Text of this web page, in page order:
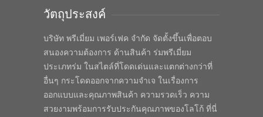
วัตถุประสงค์
บริษัท พรีเมี่ยม เพอร์เฟค จำกัด จัดตั้งขึ้นเพื่อตอบ
สนองความต้องการ ด้านสินค้า ร่มพรีเมี่ยม
ประเภทร่ม ในสไตล์ที่โดดเด่นและแตกต่างกว่าที่
อื่นๆ กระโดดออกจากความจำเจ ในเรื่องการ
ออกแบบและคุณภาพสินค้า ความรวดเร็ว ความ
สวยงามพร้อมการรับประกันคุณภาพของโลโก้ ที่นี่